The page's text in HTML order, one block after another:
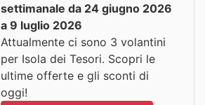
settimanale da 24 giugno 2026
a 9 luglio 2026
Attualmente ci sono 3 volantini
per Isola dei Tesori. Scopri le
ultime offerte e gli sconti di
oggi!